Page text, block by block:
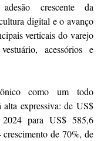
crescente da
digital e o avanço
verticais do varejo
acessórios e
como um todo
alta expressiva: de US$
para US$ 585,6
de 70%, de